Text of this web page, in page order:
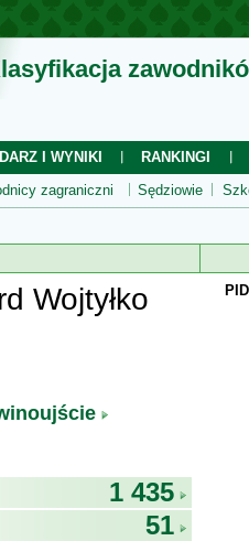
I WYNIKI RANKINGI
zagraniczni Sędziowie
Wojtyłko
1 435
51